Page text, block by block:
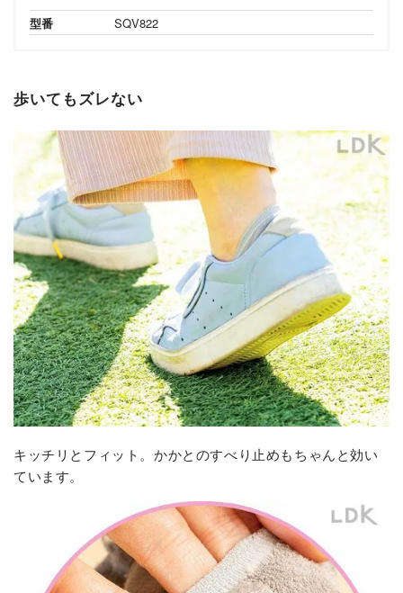
型番 SQV822
歩いてもズレない
キッチリとフィット。かかとのすべり止めもちゃんと効い
ています。